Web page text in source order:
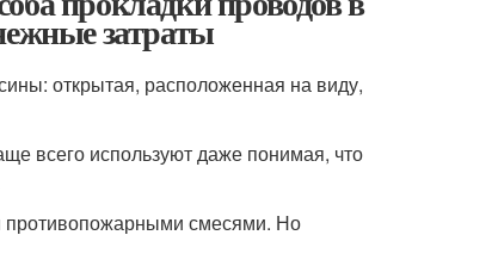
затраты
открытая, расположенная на виду,
всего используют даже понимая, что
противопожарными смесями. Но